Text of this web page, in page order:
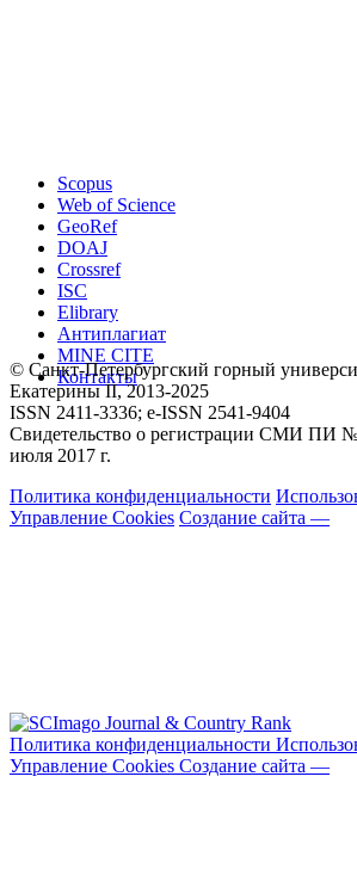
Scopus
Web of Science
GeoRef
DOAJ
Crossref
ISC
Elibrary
Антиплагиат
MINE CITE
Контакты
© Санкт-Петербургский горный
Екатерины ΙΙ, 2013-2025
ISSN 2411-3336; e-ISSN 2541-9404
Свидетельство о регистрации СМИ ПИ
июля 2017 г.
Политика конфиденциальности
Управление Cookies Создание сайта —
Политика конфиденциальности
Управление Cookies Создание сайта —